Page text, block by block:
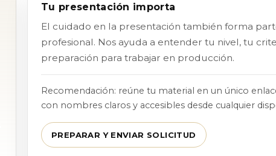
Tu presentación importa
El cuidado en la presentación también forma
profesional. Nos ayuda a entender tu nivel, tu
preparación para trabajar en producción.
Recomendación: reúne tu material en un único
con nombres claros y accesibles desde cualquier
PREPARAR Y ENVIAR SOLICITUD